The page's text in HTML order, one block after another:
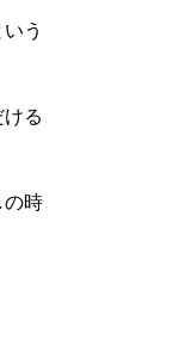
う
る
の時